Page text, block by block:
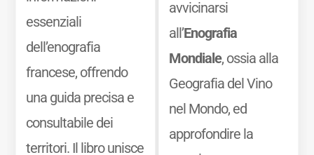
essenziali
dell’enografia
francese, offrendo
una guida precisa e
consultabile dei
territori. Il libro unisce
avvicinarsi
all’Enografia
Mondiale, ossia alla
Geografia del Vino
nel Mondo, ed
approfondire la